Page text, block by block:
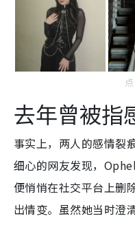
去年曾被指
事实上，两人的感情裂
细心的网友发现，
便悄悄在社交平台上删
出情变。虽然她当时澄